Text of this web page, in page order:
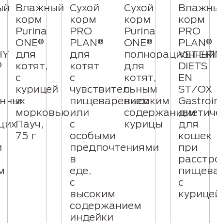
Влажный
корм
Purina
ONE®
для
котят,
с
курицей
и
морковью,
Пауч,
75 г
Сухой
корм
PRO
PLAN®
для
котят
с
чувствительным
пищеварением
или
с
особыми
предпочтениями
в
еде,
с
высоким
содержанием
индейки
Сухой
корм
Purina
ONE®
полнорационный
для
котят,
с
высоким
содержанием
курицы
корм
PRO
PLAN®
DIETS
EN
ST/OX
для
кошек
при
с